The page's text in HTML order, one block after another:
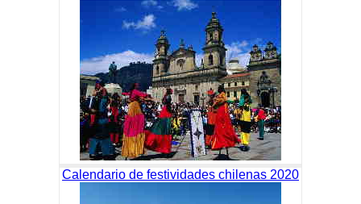
Calendario de festividades chilenas 2020